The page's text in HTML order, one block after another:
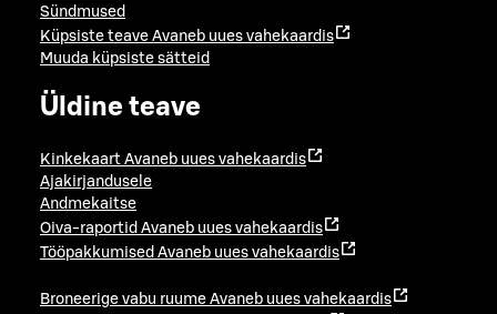
Sündmused
Küpsiste teave Avaneb uues vahekaardis
Muuda küpsiste sätteid
Üldine teave
Kinkekaart Avaneb uues vahekaardis
Ajakirjandusele
Andmekaitse
Oiva-raportid Avaneb uues vahekaardis
Tööpakkumised Avaneb uues vahekaardis
Broneerige vabu ruume Avaneb uues vahekaardis